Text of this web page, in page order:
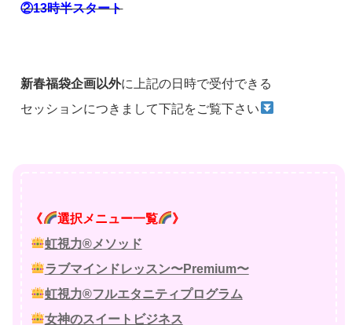
②13時半スタート
新春福袋企画以外に上記の日時で受付できる
セッションにつきまして下記をご覧下さい
《 選択メニュー一覧
》
虹視力®メソッド
ラブマインドレッスン〜Premium〜
虹視力®フルエタニティプログラム
女神のスイートビジネス